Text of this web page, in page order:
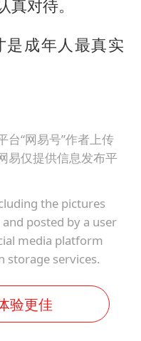
对待。
是成年人最真实
台“网易号”作者上传
易仅提供信息发布平
the pictures
posted by a user
media platform
storage services.
验更佳